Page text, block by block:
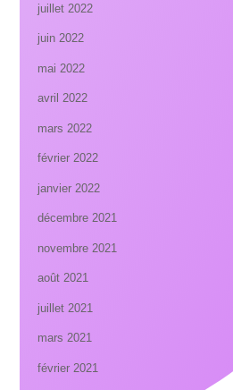
juillet 2022
juin 2022
mai 2022
avril 2022
mars 2022
février 2022
janvier 2022
décembre 2021
novembre 2021
août 2021
juillet 2021
mars 2021
février 2021